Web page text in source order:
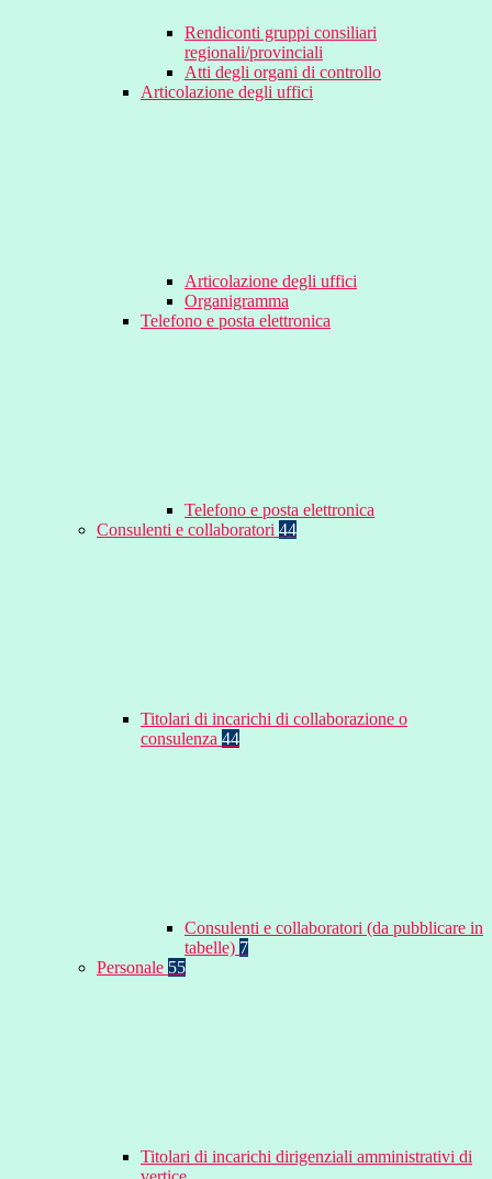
Rendiconti gruppi consiliari
regionali/provinciali
Atti degli organi di controllo
Articolazione degli uffici
Articolazione degli uffici
Organigramma
Telefono e posta elettronica
Telefono e posta elettronica
Consulenti e collaboratori 44
Titolari di incarichi di collaborazione o
consulenza 44
Consulenti e collaboratori (da pubblicare in
tabelle) 7
Personale 55
Titolari di incarichi dirigenziali amministrativi di